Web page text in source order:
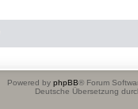
Powered by phpBB® Forum
Deutsche Übersetzung